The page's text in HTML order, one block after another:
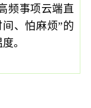
频事项云端直
、怕麻烦”的
。